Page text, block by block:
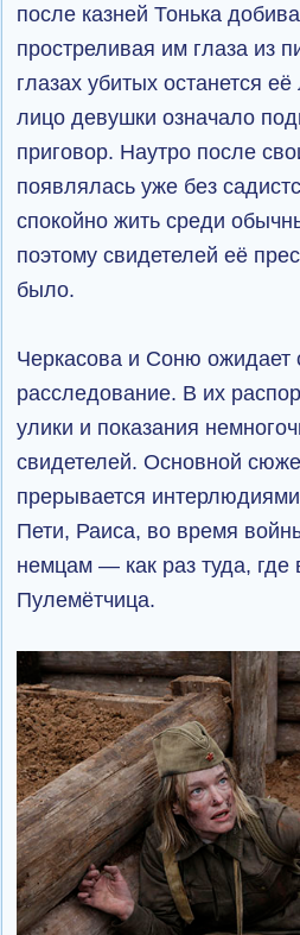
после казней Тонька
простреливая им глаза из
глазах убитых останется
лицо девушки означало
приговор. Наутро после
появлялась уже без
спокойно жить среди
поэтому свидетелей её
было.
Черкасова и Соню ожидает
расследование. В их
улики и показания
свидетелей. Основной
прерывается
Пети, Раиса, во время
немцам — как раз туда, где
Пулемётчица.